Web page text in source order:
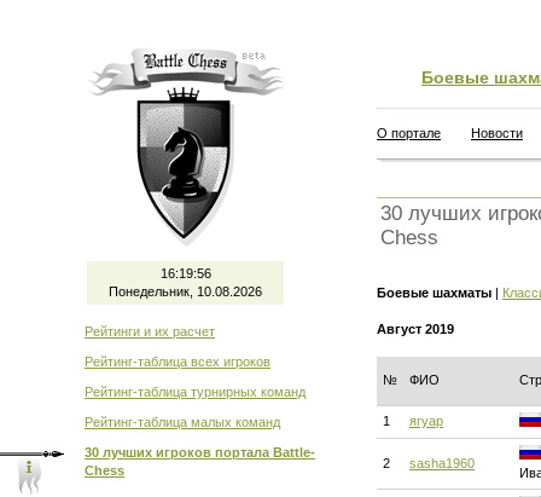
16:19:57
Понедельник, 10.08.2026
Рейтинги и их расчет
Рейтинг-таблица всех игроков
Рейтинг-таблица турнирных команд
Рейтинг-таблица малых команд
30 лучших игроков портала Battle-
Chess
Боевые
О портале Новости
30 лучших
Chess
Боевые шахматы |
Август 2019
№ ФИО
1 ягуар
2 sasha1960